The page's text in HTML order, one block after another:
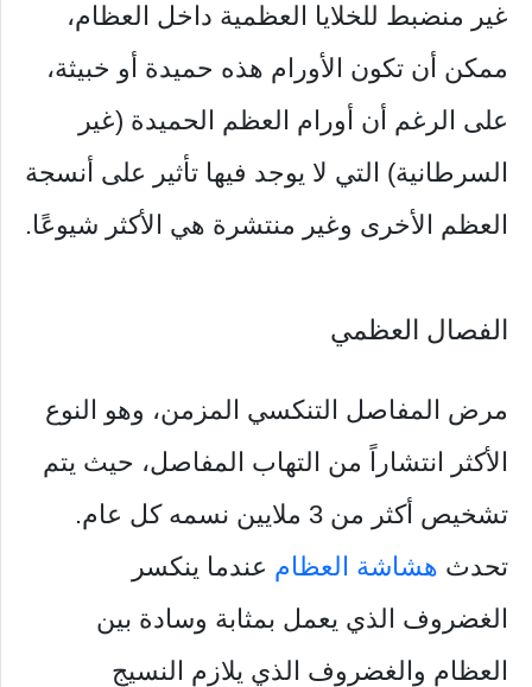
غير منضبط للخلايا العظمية داخل العظام،
ممكن أن تكون الأورام هذه حميدة أو خبيثة،
على الرغم أن أورام العظم الحميدة (غير
السرطانية) التي لا يوجد فيها تأثير على أنسجة
العظم الأخرى وغير منتشرة هي الأكثر شيوعًا.
الفصال العظمي
مرض المفاصل التنكسي المزمن، وهو النوع
الأكثر انتشاراً من التهاب المفاصل، حيث يتم
تشخيص أكثر من 3 ملايين نسمه كل عام.
تحدث هشاشة العظام عندما ينكسر
الغضروف الذي يعمل بمثابة وسادة بين
العظام والغضروف الذي يلازم النسيج